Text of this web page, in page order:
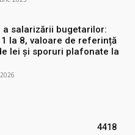
a salarizării bugetarilor:
la 8, valoare de referință
lei și sporuri plafonate la
4418